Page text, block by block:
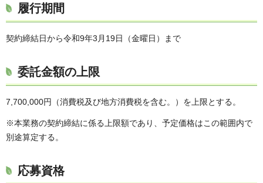
履行期間
契約締結日から令和9年3月19日（金曜日）まで
委託金額の上限
7,700,000円（消費税及び地方消費税を含む。）を上限とする。
※本業務の契約締結に係る上限額であり、予定価格はこの範囲内で
別途算定する。
応募資格